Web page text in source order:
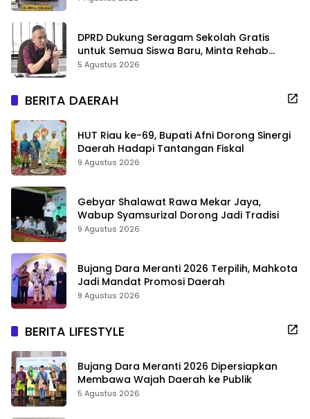
DPRD Dukung Seragam Sekolah Gratis
untuk Semua Siswa Baru, Minta Rehab
Sekolah Jangan Dikurangi
5 Agustus 2026
BERITA DAERAH
HUT Riau ke-69, Bupati Afni Dorong Sinergi
Daerah Hadapi Tantangan Fiskal
9 Agustus 2026
Gebyar Shalawat Rawa Mekar Jaya,
Wabup Syamsurizal Dorong Jadi Tradisi
9 Agustus 2026
Bujang Dara Meranti 2026 Terpilih, Mahkota
Jadi Mandat Promosi Daerah
9 Agustus 2026
BERITA LIFESTYLE
Bujang Dara Meranti 2026 Dipersiapkan
Membawa Wajah Daerah ke Publik
5 Agustus 2026